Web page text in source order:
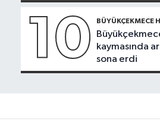
10 BÜYÜKÇEKMECE
kaymasında
sona erdi